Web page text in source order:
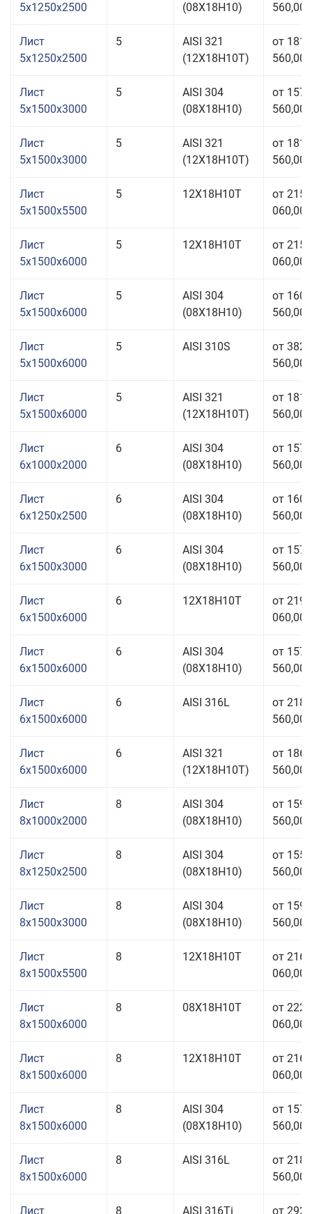
5x1250x2500
(08Х18Н10)
560,00
Лист
5x1250x2500
5
AISI 321
(12Х18Н10Т)
от 181
560,00
Лист
5x1500x3000
5
AISI 304
(08Х18Н10)
от 157
560,00
Лист
5x1500x3000
5
AISI 321
(12Х18Н10Т)
от 181
560,00
Лист
5x1500x5500
5 12Х18Н10Т
от 215
060,00
Лист
5x1500x6000
5 12Х18Н10Т
от 215
060,00
Лист
5x1500x6000
5
AISI 304
(08Х18Н10)
от 160
560,00
Лист
5x1500x6000
5 AISI 310S
от 382
560,00
Лист
5x1500x6000
5
AISI 321
(12Х18Н10Т)
от 181
560,00
Лист
6x1000x2000
6
AISI 304
(08Х18Н10)
от 157
560,00
Лист
6x1250x2500
6
AISI 304
(08Х18Н10)
от 160
560,00
Лист
6x1500x3000
6
AISI 304
(08Х18Н10)
от 157
560,00
Лист
6x1500x6000
6 12Х18Н10Т
от 219
060,00
Лист
6x1500x6000
6
AISI 304
(08Х18Н10)
от 157
560,00
Лист
6x1500x6000
6 AISI 316L
от 218
560,00
Лист
6x1500x6000
6
AISI 321
(12Х18Н10Т)
от 186
560,00
Лист
8x1000x2000
8
AISI 304
(08Х18Н10)
от 159
560,00
Лист
8x1250x2500
8
AISI 304
(08Х18Н10)
от 155
560,00
Лист
8x1500x3000
8
AISI 304
(08Х18Н10)
от 159
560,00
Лист
8x1500x5500
8 12Х18Н10Т
от 216
060,00
Лист
8x1500x6000
8 08Х18Н10Т
от 222
060,00
Лист
8x1500x6000
8 12Х18Н10Т
от 216
060,00
Лист
8x1500x6000
8
AISI 304
(08Х18Н10)
от 157
560,00
Лист
8x1500x6000
8 AISI 316L
от 218
560,00
Лист 8 AISI 316Ti от 292